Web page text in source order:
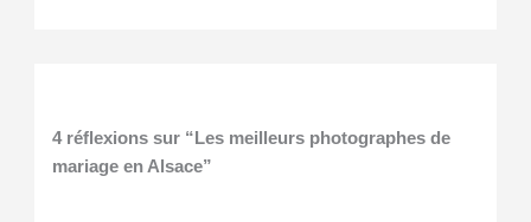
4 réflexions sur “Les meilleurs photographes de
mariage en Alsace”